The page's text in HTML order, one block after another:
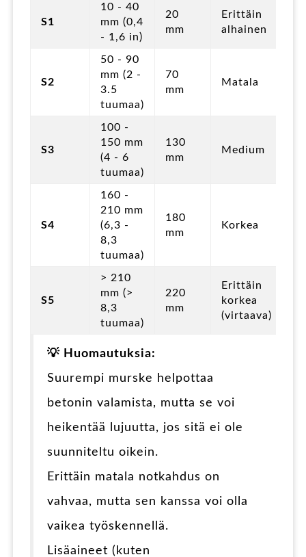
S1
10 - 40
mm (0,4
- 1,6 in)
20
mm
Erittäin
alhainen
S2
50 - 90
mm (2 -
3.5
tuumaa)
70
mm
Matala
S3
100 -
150 mm
(4 - 6
tuumaa)
130
mm
Medium
S4
160 -
210 mm
(6,3 -
8,3
tuumaa)
180
mm
Korkea
S5
> 210
mm (>
8,3
tuumaa)
220
mm
Erittäin
korkea
(virtaava)
💡 Huomautuksia:
Suurempi murske helpottaa
betonin valamista, mutta se voi
heikentää lujuutta, jos sitä ei ole
suunniteltu oikein.
Erittäin matala notkahdus on
vahvaa, mutta sen kanssa voi olla
vaikea työskennellä.
Lisäaineet (kuten